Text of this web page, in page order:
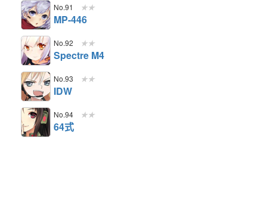
No.91 ★★
MP-446
No.92 ★★
Spectre M4
No.93 ★★
IDW
No.94 ★★
64式